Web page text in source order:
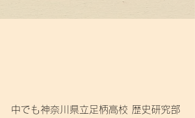
中でも神奈川県立足柄高校 歴史研究部